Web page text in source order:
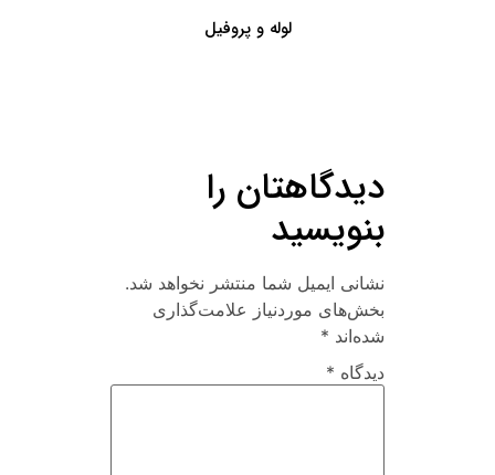
لوله و پروفیل
دیدگاهتان را
بنویسید
نشانی ایمیل شما منتشر نخواهد شد.
بخش‌های موردنیاز علامت‌گذاری
شده‌اند*
دیدگاه*